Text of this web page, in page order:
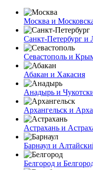
Москва и
Санкт-Петербург и
Севастополь и
Абакан и Хакасия
Анадырь и
Архангельск и
Астрахань и
Барнаул и
Белгород и